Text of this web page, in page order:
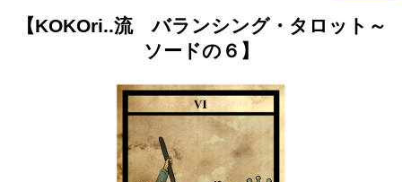
【KOKOri..流 バランシング・タロット～
ソードの６】